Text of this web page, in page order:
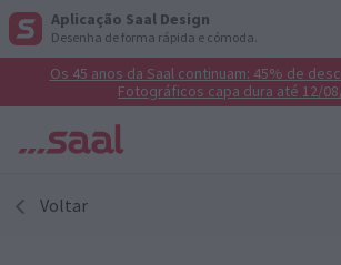
Aplicação Saal Design
Desenha de forma rápida e cómoda.
Os 45 anos da Saal continuam: 45% de
Fotográficos capa dura até 12/
Voltar